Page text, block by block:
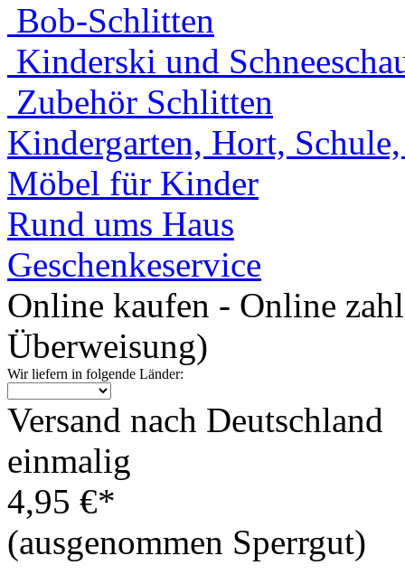
Bob-Schlitten
Kinderski und
Zubehör Schlitten
Kindergarten, Hort,
Möbel für Kinder
Rund ums Haus
Geschenkeservice
Online kaufen - Online
Überweisung)
Wir liefern in folgende Länder:
Versand nach Deutschland
einmalig
4,95 €*
(ausgenommen Sperrgut)